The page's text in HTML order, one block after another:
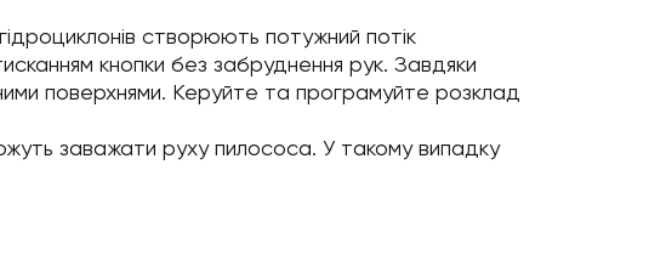
створюють потужний потік
кнопки без забруднення рук. Завдяки
поверхнями. Керуйте та програмуйте розклад
заважати руху пилососа. У такому випадку